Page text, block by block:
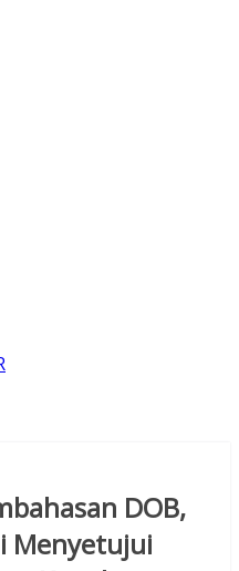
DOB,
Menyetujui